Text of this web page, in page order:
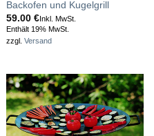
Backofen und Kugelgrill
59.00 €Inkl. MwSt.
Enthält 19% MwSt.
zzgl. Versand